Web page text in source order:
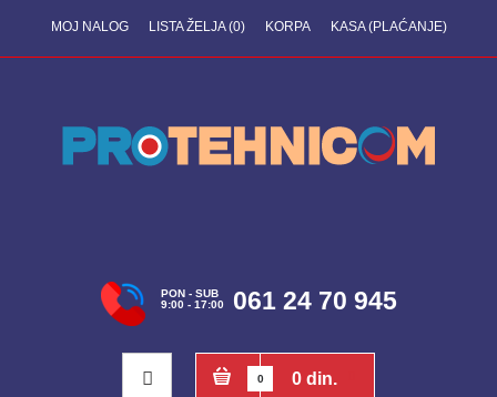
MOJ NALOG LISTA ŽELJA (0) KORPA KASA (PLAĆANJE)
PON - SUB
9:00 - 17:00
061 24 70 945
0 0 din.